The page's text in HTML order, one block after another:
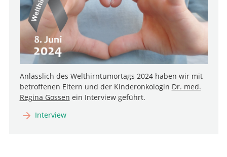
Anlässlich des Welthirntumortags 2024 haben wir mit
betroffenen Eltern und der Kinderonkologin Dr. med.
Regina Gossen ein Interview geführt.
Interview